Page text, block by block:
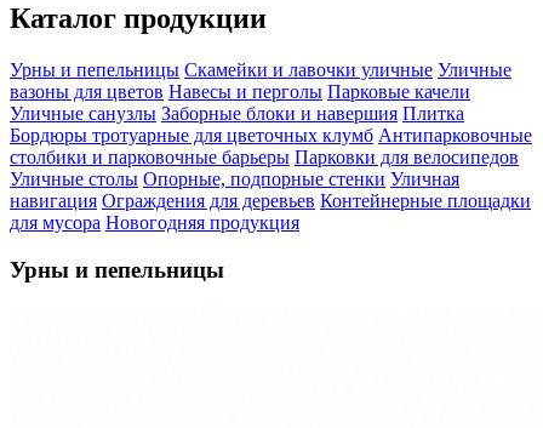
Каталог продукции
Урны и пепельницы Скамейки и лавочки уличные Уличные
вазоны для цветов Навесы и перголы Парковые качели
Уличные санузлы Заборные блоки и навершия Плитка
Бордюры тротуарные для цветочных клумб Антипарковочные
столбики и парковочные барьеры Парковки для велосипедов
Уличные столы Опорные, подпорные стенки Уличная
навигация Ограждения для деревьев Контейнерные площадки
для мусора Новогодняя продукция
Урны и пепельницы